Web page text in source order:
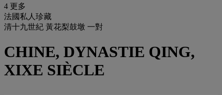
4 更多
法國私人珍藏
清十九世紀 黃花梨鼓墩 一對
CHINE, DYNASTIE QING,
XIXE SIÈCLE